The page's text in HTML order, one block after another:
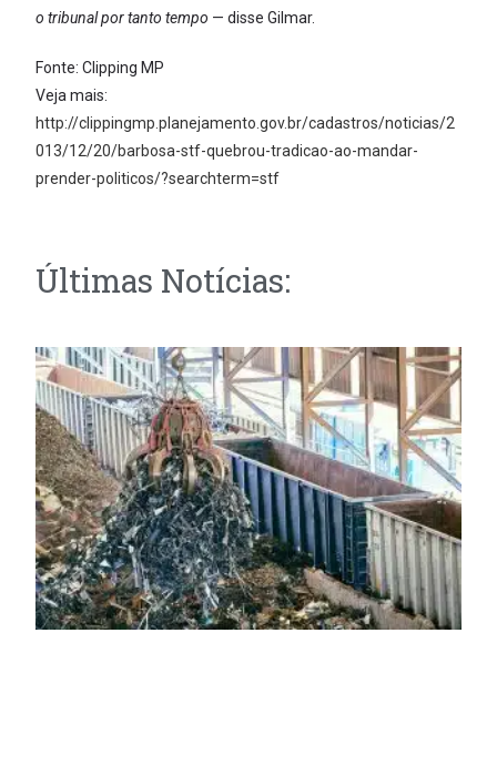
o tribunal por tanto tempo — disse Gilmar.
Fonte: Clipping MP
Veja mais:
http://clippingmp.planejamento.gov.br/cadastros/noticias/2
013/12/20/barbosa-stf-quebrou-tradicao-ao-mandar-
prender-politicos/?searchterm=stf
Últimas Notícias: